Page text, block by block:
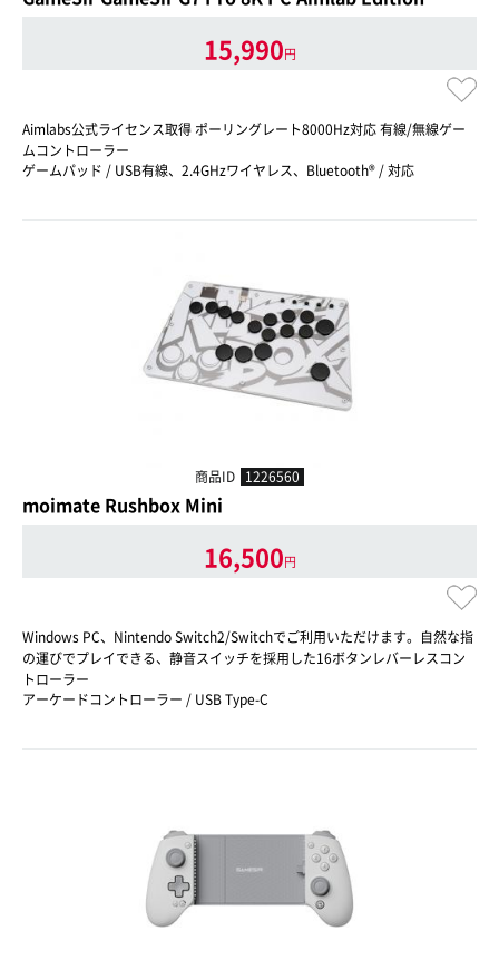
15,990円
Aimlabs公式ライセンス取得 ポーリングレート8000Hz対応 有線/無線ゲー
ムコントローラー
ゲームパッド / USB有線、2.4GHzワイヤレス、Bluetooth® / 対応
商品ID 1226560
moimate Rushbox Mini
16,500円
Windows PC、Nintendo Switch2/Switchでご利用いただけます。自然な指
の運びでプレイできる、静音スイッチを採用した16ボタンレバーレスコン
トローラー
アーケードコントローラー / USB Type-C